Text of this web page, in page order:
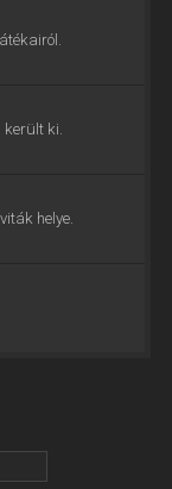
került ki.
helye.